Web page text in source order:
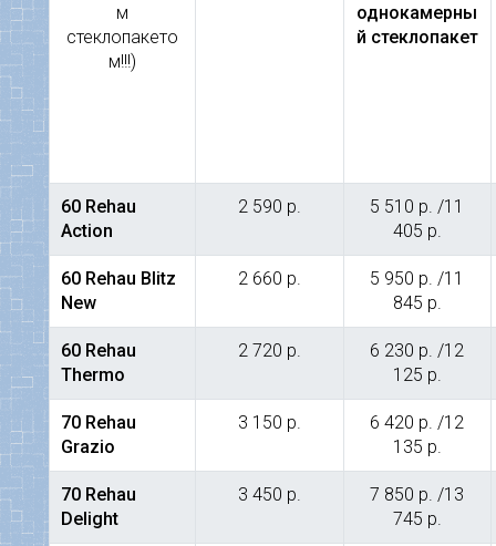
м
стеклопакето
м!!!)
однокамерны
й стеклопакет
60 Rehau
Action
2 590 р.
5 510 р. /11
405 р.
60 Rehau Blitz
New
2 660 р.
5 950 р. /11
845 р.
60 Rehau
Thermo
2 720 р.
6 230 р. /12
125 р.
70 Rehau
Grazio
3 150 р.
6 420 р. /12
135 р.
70 Rehau
Delight
3 450 р.
7 850 р. /13
745 р.